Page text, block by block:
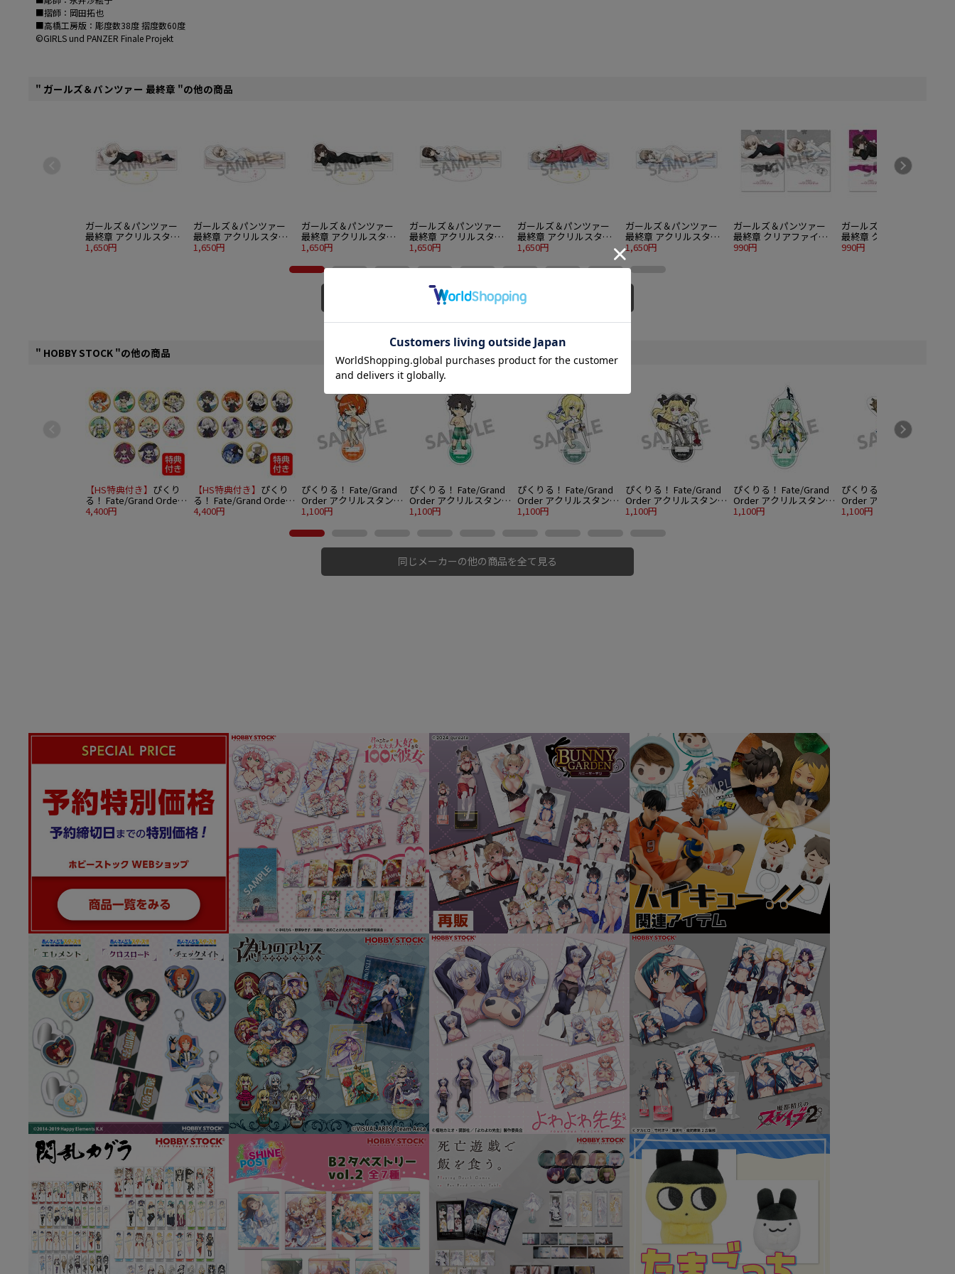
■摺師：岡田拓也
■高橋工房版：彫度数38度 摺度数60度
©GIRLS und PANZER Finale Projekt
" ガールズ＆パンツァー 最終章 "の他の商品
ガールズ＆パンツァー
最終章 アクリルスタン
ド 逸見エリカ 添い寝A
1,650円
ガールズ＆パンツァー
最終章 アクリルスタン
ド 逸見エリカ 添い寝B
1,650円
ガールズ＆パンツァー
最終章 アクリルスタン
ド 西住しほ 添い寝A ver.
1,650円
ガールズ＆パンツァー
最終章 アクリルスタン
ド 西住しほ 添い寝B ver.
1,650円
ガールズ＆パンツァー
最終章 アクリルスタン
ド 島田千代 添い寝A ver.
1,650円
ガールズ＆パンツァー
最終章 アクリルスタン
ド 島田千代 添い寝B ver.
1,650円
ガールズ＆パンツァー
最終章 クリアファイル
セット 逸見エリカ 添い
990円
ガールズ＆パンツァー
最終章 クリアファイル
セット 西住しほ 添い寝
990円
同じ原作の他の商品を全て見る
" HOBBY STOCK "の他の商品
【HS特典付き】 ぴくり
る！ Fate/Grand Order
トレーディング缶バッジ
4,400円
【HS特典付き】 ぴくり
る！ Fate/Grand Order
トレーディング缶バッジ
4,400円
ぴくりる！ Fate/Grand
Order アクリルスタンド
vol.7 マスター/主人公
トサマーver.
1,100円
ぴくりる！ Fate/Grand
Order アクリルスタンド
vol.7 マスター/主人公
1,100円
ぴくりる！ Fate/Grand
Order アクリルスタンド
vol.7 アーチャー/アルト
1,100円
ぴくりる！ Fate/Grand
Order アクリルスタンド
vol.7 アーチャー/アン・
1,100円
ぴくりる！ Fate/Grand
Order アクリルスタンド
vol.7 ランサー/清姫
1,100円
ぴくりる！ Fate/Grand
Order アクリルスタンド
vol.7 ランサー/玉藻の前
1,100円
同じメーカーの他の商品を全て見る